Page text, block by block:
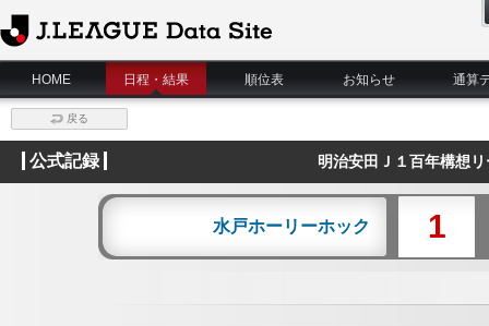
J.League Data Site
HOME
日程・結果 順位表 お知らせ 通算
戻る
公式記録 明治安田Ｊ１百年構想
水戸ホーリーホック 1